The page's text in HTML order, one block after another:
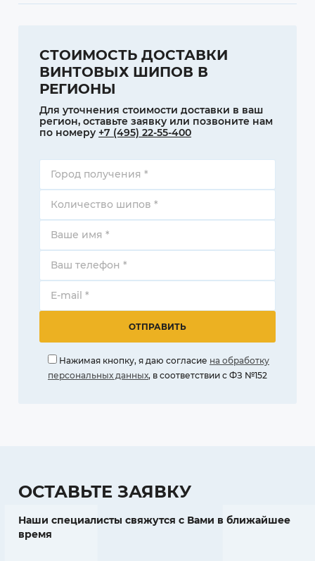
СТОИМОСТЬ ДОСТАВКИ
ВИНТОВЫХ ШИПОВ В
РЕГИОНЫ
Для уточнения стоимости доставки в ваш
регион, оставьте заявку или позвоните нам
по номеру +7 (495) 22-55-400
Нажимая кнопку, я даю согласие на обработку
персональных данных, в соответствии с ФЗ №152
ОСТАВЬТЕ ЗАЯВКУ
Наши специалисты свяжутся с Вами в ближайшее
время